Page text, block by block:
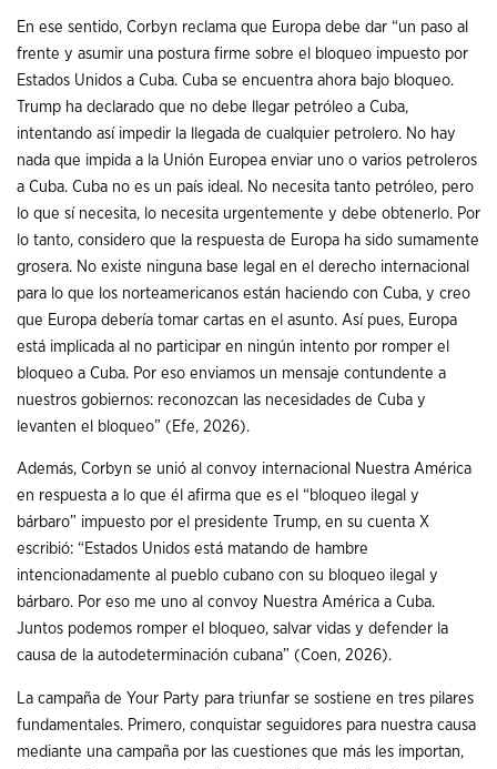
En ese sentido, Corbyn reclama que Europa debe dar “un paso al
frente y asumir una postura firme sobre el bloqueo impuesto por
Estados Unidos a Cuba. Cuba se encuentra ahora bajo bloqueo.
Trump ha declarado que no debe llegar petróleo a Cuba,
intentando así impedir la llegada de cualquier petrolero. No hay
nada que impida a la Unión Europea enviar uno o varios petroleros
a Cuba. Cuba no es un país ideal. No necesita tanto petróleo, pero
lo que sí necesita, lo necesita urgentemente y debe obtenerlo. Por
lo tanto, considero que la respuesta de Europa ha sido sumamente
grosera. No existe ninguna base legal en el derecho internacional
para lo que los norteamericanos están haciendo con Cuba, y creo
que Europa debería tomar cartas en el asunto. Así pues, Europa
está implicada al no participar en ningún intento por romper el
bloqueo a Cuba. Por eso enviamos un mensaje contundente a
nuestros gobiernos: reconozcan las necesidades de Cuba y
levanten el bloqueo” (Efe, 2026).
Además, Corbyn se unió al convoy internacional Nuestra América
en respuesta a lo que él afirma que es el “bloqueo ilegal y
bárbaro” impuesto por el presidente Trump, en su cuenta X
escribió: “Estados Unidos está matando de hambre
intencionadamente al pueblo cubano con su bloqueo ilegal y
bárbaro. Por eso me uno al convoy Nuestra América a Cuba.
Juntos podemos romper el bloqueo, salvar vidas y defender la
causa de la autodeterminación cubana” (Coen, 2026).
La campaña de Your Party para triunfar se sostiene en tres pilares
fundamentales. Primero, conquistar seguidores para nuestra causa
mediante una campaña por las cuestiones que más les importan,